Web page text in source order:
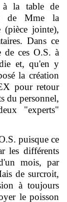
à la table de
de Mme la
(pièce jointe),
Dans ce
de ces O.S. à
et, qu'en y
la création
pour retour
du personnel,
"experts"
puisque ce
les différents
mois, par
de surcroit,
à toujours
le poisson